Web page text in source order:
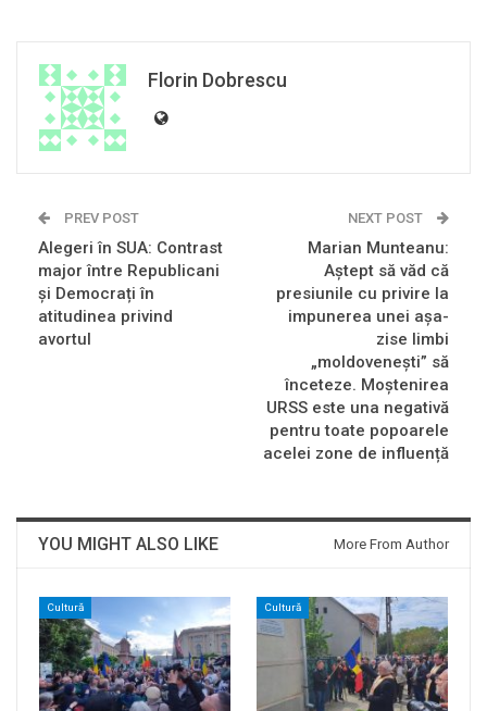
Florin Dobrescu
PREV POST
Alegeri în SUA: Contrast
major între Republicani
și Democrați în
atitudinea privind
avortul
NEXT POST
Marian Munteanu:
Aștept să văd că
presiunile cu privire la
impunerea unei așa-
zise limbi
„moldovenești” să
înceteze. Moștenirea
URSS este una negativă
pentru toate popoarele
acelei zone de influență
YOU MIGHT ALSO LIKE More From Author
Cultură Cultură